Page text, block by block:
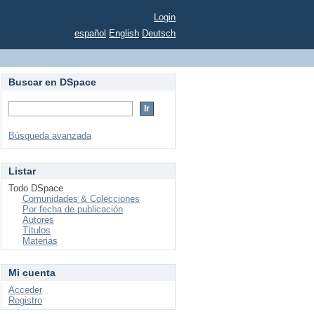
Login
español English Deutsch
Buscar en DSpace
Búsqueda avanzada
Listar
Todo DSpace
Comunidades & Colecciones
Por fecha de publicación
Autores
Títulos
Materias
Mi cuenta
Acceder
Registro